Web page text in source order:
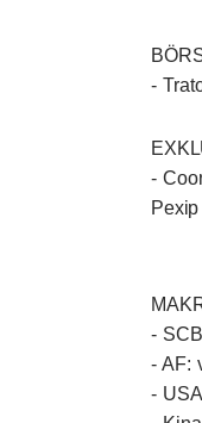
-
-
-
- AF:
-